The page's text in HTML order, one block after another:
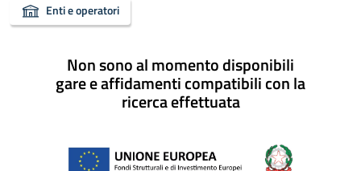
Enti e operatori
Non sono al momento disponibili
gare e affidamenti compatibili con la
ricerca effettuata